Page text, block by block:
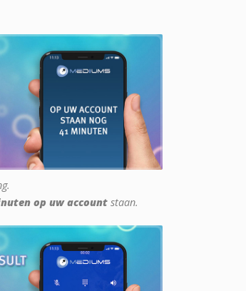
op uw account staan.